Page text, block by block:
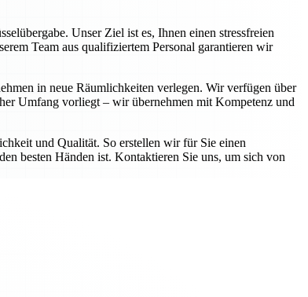
Unser Ziel ist es, Ihnen einen stressfreien
Team aus qualifiziertem Personal garantieren wir
in neue Räumlichkeiten verlegen. Wir verfügen über
Umfang vorliegt – wir übernehmen mit Kompetenz und
und Qualität. So erstellen wir für Sie einen
besten Händen ist. Kontaktieren Sie uns, um sich von